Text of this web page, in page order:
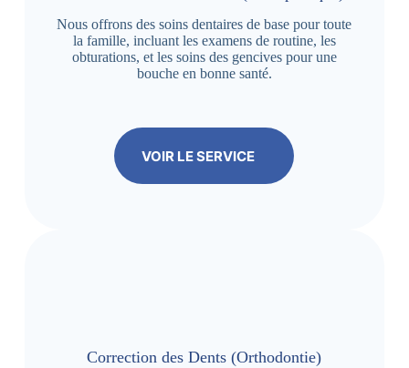
Nous offrons des soins dentaires de base pour toute
la famille, incluant les examens de routine, les
obturations, et les soins des gencives pour une
bouche en bonne santé.
VOIR LE SERVICE
Correction des Dents (Orthodontie)